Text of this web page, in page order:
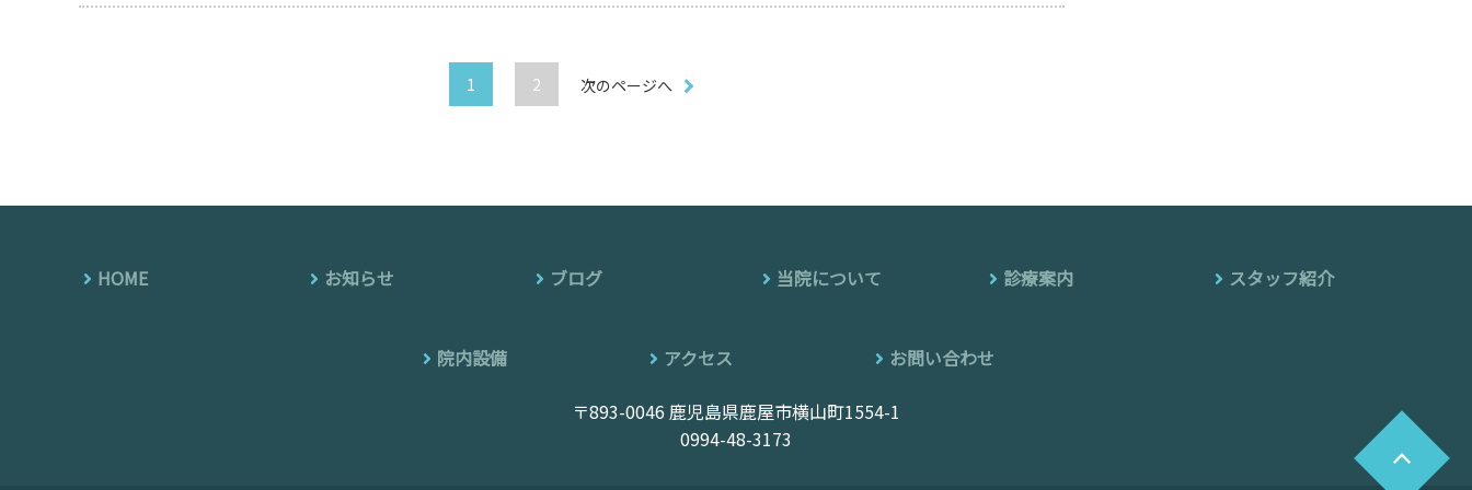
1 2 次のページへ
HOME お知らせ ブログ 当院について 診療案内 スタッフ紹介
院内設備 アクセス お問い合わせ
〒893-0046 鹿児島県鹿屋市横山町1554-1
0994-48-3173